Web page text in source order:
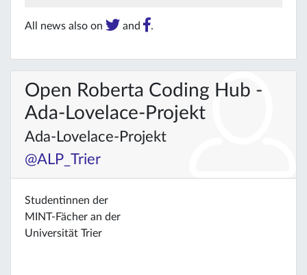
All news also on and .
Open Roberta Coding Hub -
Ada-Lovelace-Projekt
Ada-Lovelace-Projekt
@ALP_Trier
Studentinnen der
MINT-Fächer an der
Universität Trier